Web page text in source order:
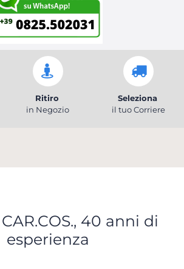
Ritiro
in Negozio
Seleziona
il tuo Corriere
40 anni di
esperienza
i servizi che ti abbiamo dedicato